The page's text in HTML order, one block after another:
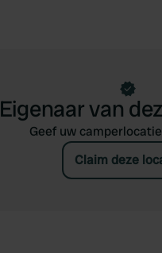
Eigenaar van
Geef uw
Claim deze